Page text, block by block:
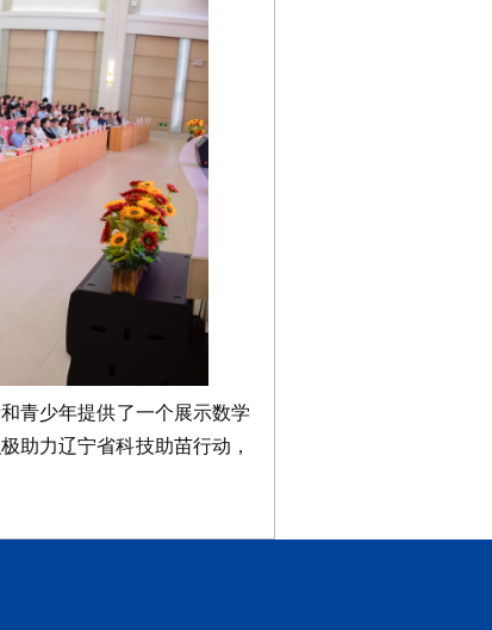
青少年提供了一个展示数学
助力辽宁省科技助苗行动，